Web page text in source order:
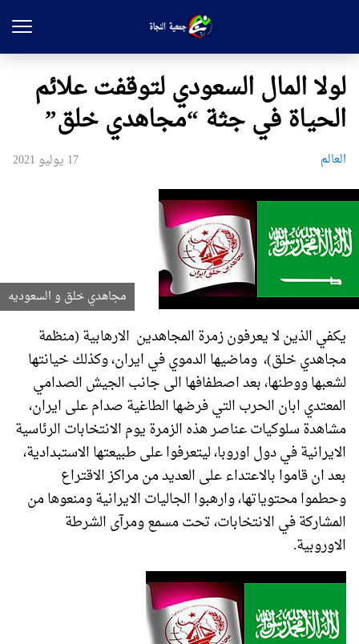
لولا المال السعودي لتوقفت علائم
الحياة في جثة “مجاهدي خلق”
العالم 17 يوليو 2021
مجاهدي خلق و السعوديه
يكفي الذين لا يعرفون زمرة المجاهدین الارهابية (منظمة
مجاهدي خلق)، وماضيها الدموي في ايران، وكذلك خيانتها
لشعبها ووطنها، بعد اصطفافها الى جانب الجيش الصدامي
المعتدي ابان الحرب التي فرضها الطاغية صدام على ايران،
مشاهدة سلوكيات عناصر هذه الزمرة يوم الانتخابات الرئاسية
الايرانية في دول اوروبا، ليتعرفوا على طبيعتها الاستبدادية،
بعد ان قاموا بالاعتداء على العديد من مراكز الاقتراع
وحطموا محتوياتها، وارهبوا الجاليات الايرانية ومنعوها من
المشاركة في الانتخابات، تحت مسمع ومرآى الشرطة
الاوروبية.